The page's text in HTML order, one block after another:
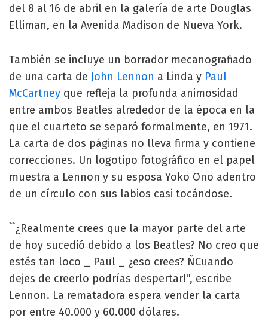
del 8 al 16 de abril en la galería de arte Douglas
Elliman, en la Avenida Madison de Nueva York.
También se incluye un borrador mecanografiado
de una carta de John Lennon a Linda y Paul
McCartney que refleja la profunda animosidad
entre ambos Beatles alrededor de la época en la
que el cuarteto se separó formalmente, en 1971.
La carta de dos páginas no lleva firma y contiene
correcciones. Un logotipo fotográfico en el papel
muestra a Lennon y su esposa Yoko Ono adentro
de un círculo con sus labios casi tocándose.
``¿Realmente crees que la mayor parte del arte
de hoy sucedió debido a los Beatles? No creo que
estés tan loco _ Paul _ ¿eso crees? ÑCuando
dejes de creerlo podrías despertar!'', escribe
Lennon. La rematadora espera vender la carta
por entre 40.000 y 60.000 dólares.